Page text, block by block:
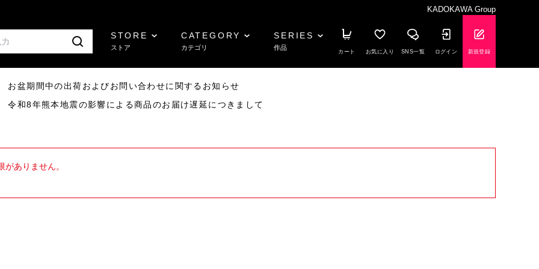
KADOKAWA Group
STORE
ストア
CATEGORY
カテゴリ
SERIES
作品
カート お気に入り SNS一覧 ログイン 新規登録
盆期間中の出荷およびお問い合わせに関するお知らせ
和8年熊本地震の影響による商品のお届け遅延につきまして
ありません。